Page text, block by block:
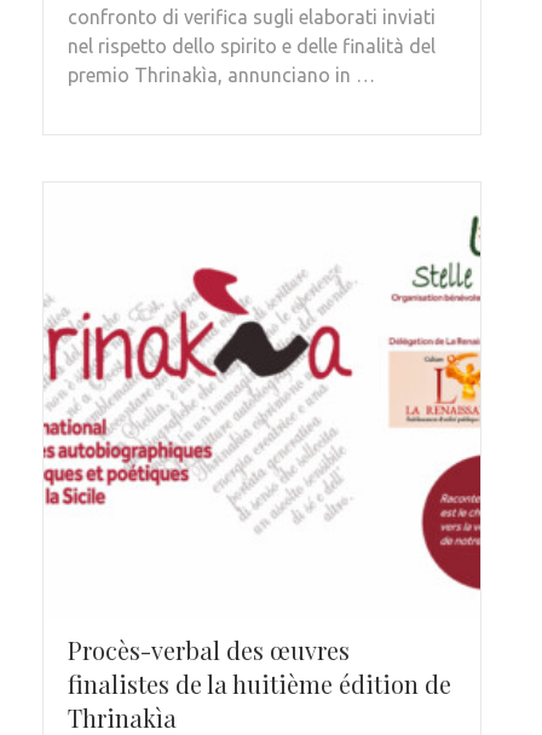
confronto di verifica sugli elaborati inviati
nel rispetto dello spirito e delle finalità del
premio Thrinakìa, annunciano in …
Procès-verbal des œuvres
finalistes de la huitième édition de
Thrinakìa